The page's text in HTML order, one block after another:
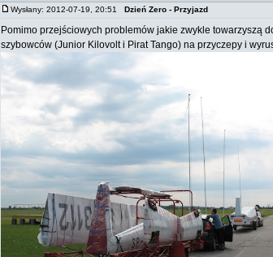
Wysłany: 2012-07-19, 20:51 Dzień Zero - Przyjazd
Pomimo przejściowych problemów jakie zwykle towarzyszą
szybowców (Junior Kilovolt i Pirat Tango) na przyczepy i